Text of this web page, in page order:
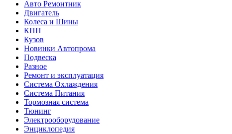
Авто Ремонтник
Двигатель
Колеса и Шины
КПП
Кузов
Новинки Автопрома
Подвеска
Разное
Ремонт и эксплуатация
Система Охлаждения
Система Питания
Тормозная система
Тюнинг
Электрооборудование
Энциклопедия